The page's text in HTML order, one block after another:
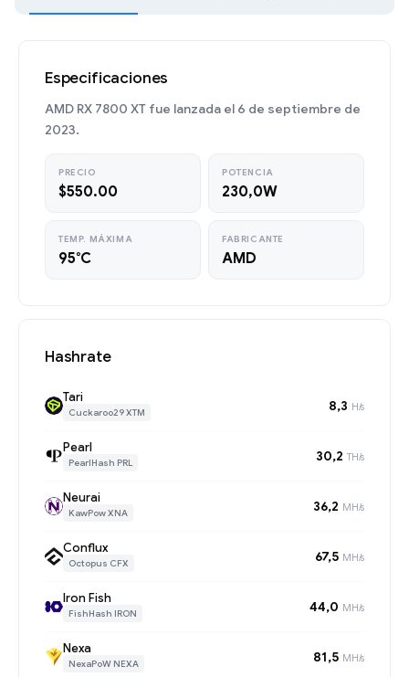
Especificaciones
AMD RX 7800 XT fue lanzada el 6 de septiembre de
2023.
PRECIO
$550.00
POTENCIA
230,0W
TEMP. MÁXIMA
95°C
FABRICANTE
AMD
Hashrate
Tari
Cuckaroo29 XTM 8,3 H/s
Pearl
PearlHash PRL 30,2 TH/s
Neurai
KawPow XNA 36,2 MH/s
Conflux
Octopus CFX 67,5 MH/s
Iron Fish
FishHash IRON 44,0 MH/s
Nexa
NexaPoW NEXA 81,5 MH/s